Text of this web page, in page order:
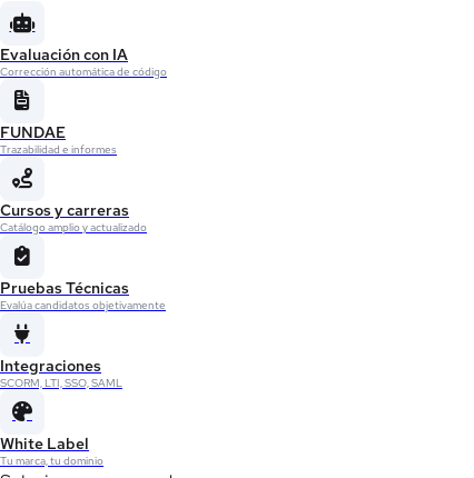
Evaluación con IA
Corrección automática de código
FUNDAE
Trazabilidad e informes
Cursos y carreras
Catálogo amplio y actualizado
Pruebas Técnicas
Evalúa candidatos objetivamente
Integraciones
SCORM, LTI, SSO, SAML
White Label
Tu marca, tu dominio